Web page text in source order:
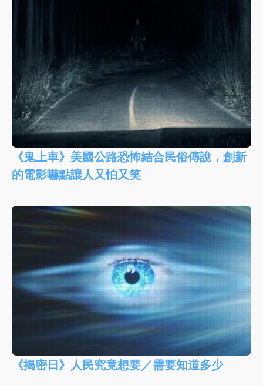
《鬼上車》美國公路恐怖結合民俗傳說，創新
的電影嚇點讓人又怕又笑
《揭密日》人民究竟想要／需要知道多少